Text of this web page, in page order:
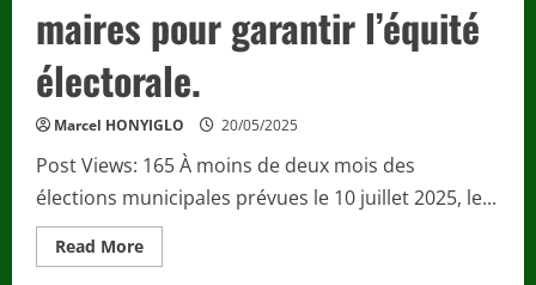
maires pour garantir l’équité
électorale.
Marcel HONYIGLO 20/05/2025
Post Views: 165 À moins de deux mois des
élections municipales prévues le 10 juillet 2025, le...
Read MoreRead
more